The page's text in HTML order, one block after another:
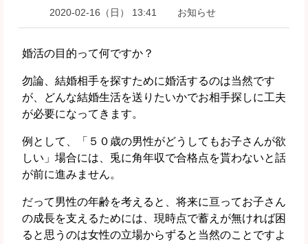
2020-02-16（日） 13:41 お知らせ
婚活の目的って何ですか？
勿論、結婚相手を探すために婚活するのは当然です
が、どんな結婚生活を送りたいかでお相手探しに工夫
が必要になってきます。
例として、「５０歳の男性がどうしてもお子さんが欲
しい」場合には、兎に角年収で合格点を貰わないと話
が前に進みません。
だって男性の年齢を考えると、将来に亘ってお子さん
の成長を支えるためには、現時点で蓄えが無ければ困
ると思うのは女性の立場からずると当然のことですよ